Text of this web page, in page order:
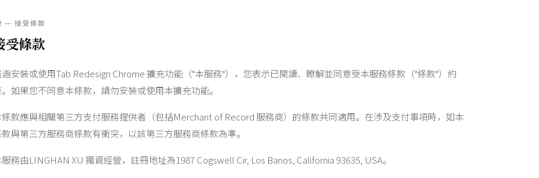
— 接受條款
受條款
安裝或使用Tab Redesign Chrome 擴充功能（"本服務"），您表示已閱讀、瞭解並同意受本服務條款（"條款"）約
如果您不同意本條款，請勿安裝或使用本擴充功能。
款應與相關第三方支付服務提供者（包括Merchant of Record 服務商）的條款共同適用。在涉及支付事項時，如本
與第三方服務商條款有衝突，以該第三方服務商條款為準。
務由LINGHAN XU 獨資經營，註冊地址為1987 Cogswell Cir, Los Banos, California 93635, USA。